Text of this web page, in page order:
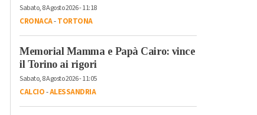
Sabato, 8 Agosto 2026 - 11:18
CRONACA-TORTONA
Memorial Mamma e Papà Cairo: vince
il Torino ai rigori
Sabato, 8 Agosto 2026 - 11:05
CALCIO-ALESSANDRIA